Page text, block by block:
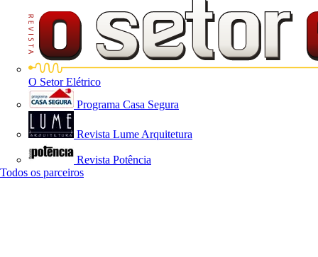
O Setor Elétrico
Programa Casa Segura
Revista Lume Arquitetura
Revista Potência
Todos os parceiros